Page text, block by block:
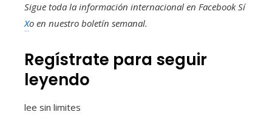
Sigue toda la información internacional en FacebookSí
Xo en nuestro boletín semanal.
Regístrate para seguir
leyendo
lee sin limites